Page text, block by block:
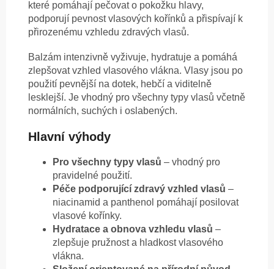
které pomáhají pečovat o pokožku hlavy,
podporují pevnost vlasových kořínků a přispívají k
přirozenému vzhledu zdravých vlasů.
Balzám intenzivně vyživuje, hydratuje a pomáhá
zlepšovat vzhled vlasového vlákna. Vlasy jsou po
použití pevnější na dotek, hebčí a viditelně
lesklejší. Je vhodný pro všechny typy vlasů včetně
normálních, suchých i oslabených.
Hlavní výhody
Pro všechny typy vlasů – vhodný pro
pravidelné použití.
Péče podporující zdravý vzhled vlasů –
niacinamid a panthenol pomáhají posilovat
vlasové kořínky.
Hydratace a obnova vzhledu vlasů –
zlepšuje pružnost a hladkost vlasového
vlákna.